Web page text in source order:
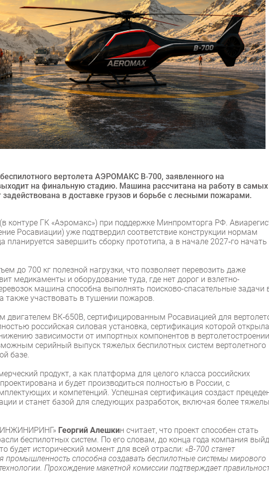
вертолета АЭРОМАКС В‑700, заявленного на
на финальную стадию. Машина рассчитана на работу в самых
задействована в доставке грузов и борьбе с лесными пожарами.
контуре ГК «Аэромакс») при поддержке Минпромторга РФ.
Росавиации) уже подтвердил соответствие конструкции нормам
планируется завершить сборку прототипа, а в начале 2027‑го начать
до 700 кг полезной нагрузки, что позволяет перевозить даже
медикаменты и оборудование туда, где нет дорог и взлетно-
машина способна выполнять поисково-спасательные задачи
также участвовать в тушении пожаров.
двигателем ВК‑650В, сертифицированным Росавиацией для
российская силовая установка, сертификация которой открыла
зависимости от импортных компонентов в
серийный выпуск тяжелых беспилотных систем вертолетного
базе.
продукт, а как платформа для целого класса российских
и будет производиться полностью в России, с
и компетенций. Успешная сертификация создаст
и станет базой для следующих разработок, включая более
ИНЖИНИРИНГ» Георгий Алешкин считает, что проект способен стать
беспилотных систем. По его словам, до конца года компания
будет исторический момент для всей отрасли: «В-700 станет
промышленность способна создавать беспилотные системы мирового
Прохождение макетной комиссии подтверждает